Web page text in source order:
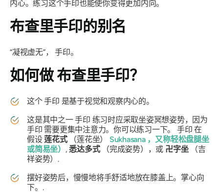
内心。练习这个手印也能使你变得更加内向。
布查里手印的别名
“凝视虚无”，手印。
如何做布查里手印？
这个手印 是基于视觉和观察内心的。
这是其中之一手印 练习时应采取坐姿冥想姿势，因为
手印 需要更集中注意力。你可以练习一下。 手印 在
假设莲花式（莲花坐） Sukhasana，又称轻松盘腿坐
或简易坐） ,悉达多式（完成姿势），或 卍字坐（吉
祥姿势）.
摆好姿势后，慢慢地将手舒适地放在膝盖上。掌心向
下。.